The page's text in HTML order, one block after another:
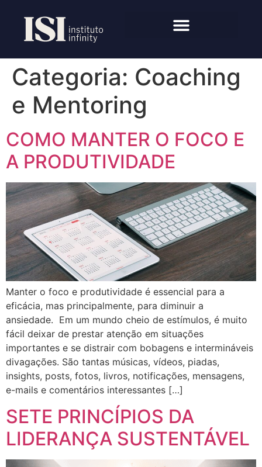
Categoria: Coaching
e Mentoring
COMO MANTER O FOCO E
A PRODUTIVIDADE
Manter o foco e produtividade é essencial para a
eficácia, mas principalmente, para diminuir a
ansiedade. Em um mundo cheio de estímulos, é muito
fácil deixar de prestar atenção em situações
importantes e se distrair com bobagens e intermináveis
divagações. São tantas músicas, vídeos, piadas,
insights, posts, fotos, livros, notificações, mensagens,
e-mails e comentários interessantes […]
SETE PRINCÍPIOS DA
LIDERANÇA SUSTENTÁVEL